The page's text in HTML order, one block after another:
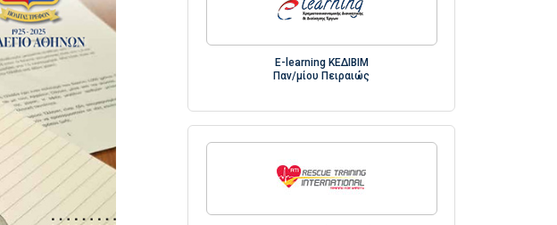
E-learning ΚΕΔΙΒΙΜ
Παν/μίου Πειραιώς